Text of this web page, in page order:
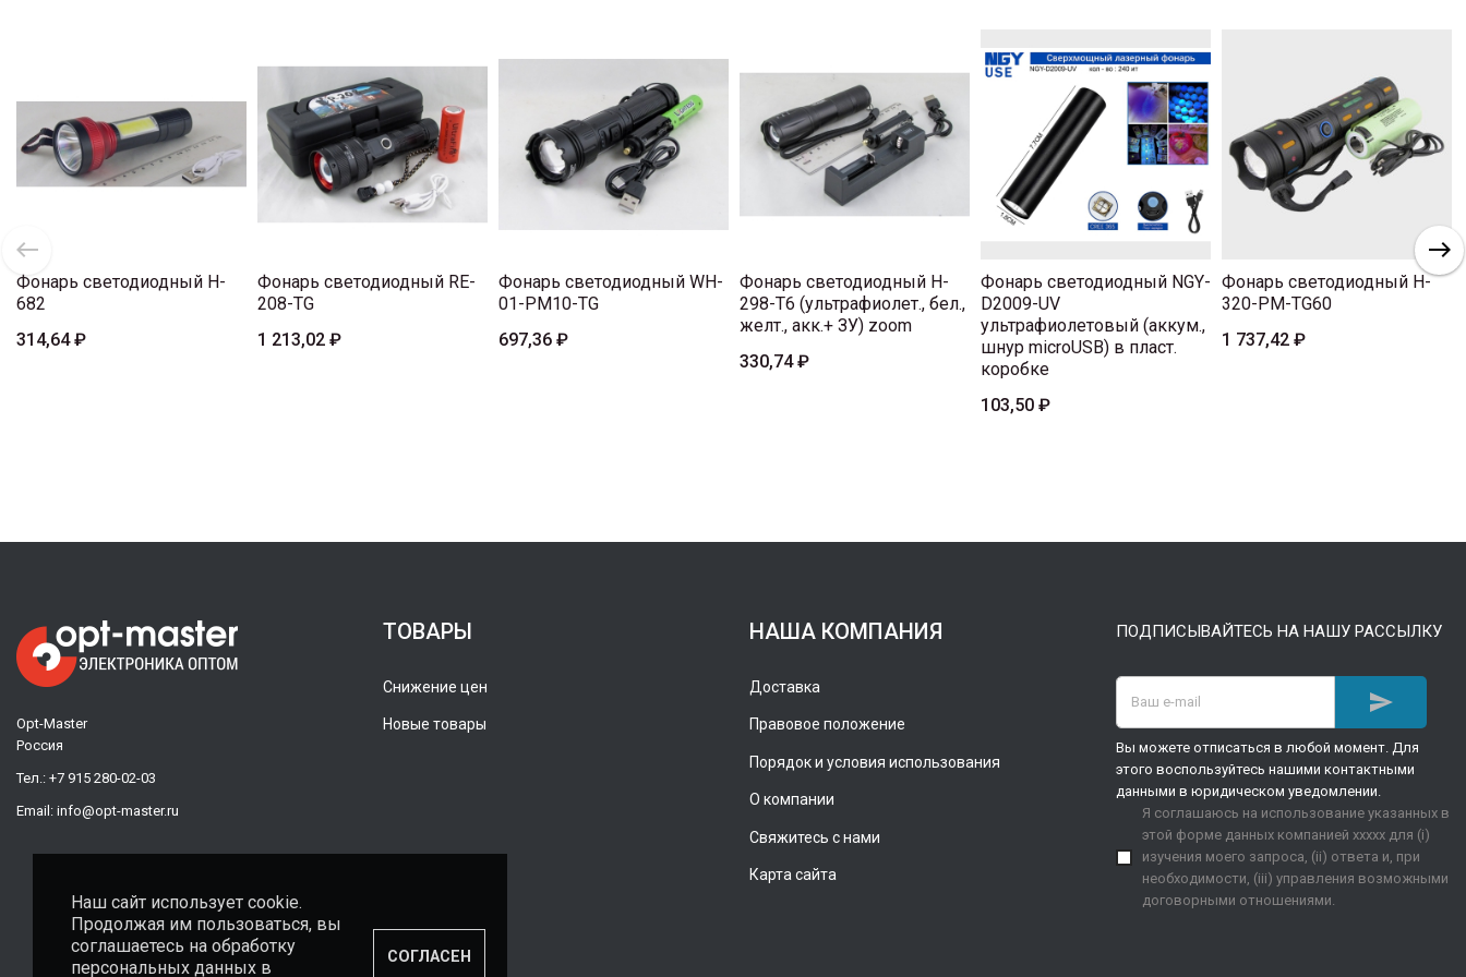
Фонарь светодиодный H-
682
314,64 ₽
Фонарь светодиодный RE-
208-TG
1 213,02 ₽
Фонарь светодиодный WH-
01-PM10-TG
697,36 ₽
Фонарь светодиодный H-
298-T6 (ультрафиолет., бел.,
желт., акк.+ ЗУ) zoom
330,74 ₽
Фонарь светодиодный NGY-
D2009-UV
ультрафиолетовый (аккум.,
шнур microUSB) в пласт.
коробке
103,50 ₽
Фонарь светодиодный H-
320-PM-TG60
1 737,42 ₽
Opt-Master
Россия
Тел.: +7 915 280-02-03
Email: info@opt-master.ru
ТОВАРЫ
Снижение цен
Новые товары
НАША КОМПАНИЯ
Доставка
Правовое положение
Порядок и условия использования
О компании
Свяжитесь с нами
Карта сайта
ПОДПИСЫВАЙТЕСЬ НА НАШУ РАССЫЛКУ

Вы можете отписаться в любой момент. Для
этого воспользуйтесь нашими контактными
данными в юридическом уведомлении.
Я соглашаюсь на использование указанных в
этой форме данных компанией xxxxx для (i)
изучения моего запроса, (ii) ответа и, при
необходимости, (iii) управления возможными
договорными отношениями.
Наш сайт использует cookie.
Продолжая им пользоваться, вы
соглашаетесь на обработку
персональных данных в
СОГЛАСЕН